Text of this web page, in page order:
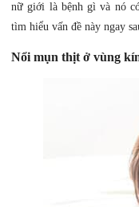
nữ giới là bệnh gì và nó
tìm hiểu vấn đề này ngay
Nổi mụn thịt ở vùng